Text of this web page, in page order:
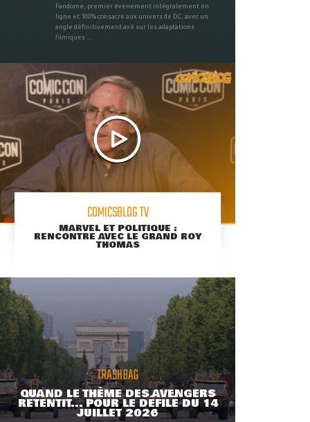
Fandome, premier évènement intégralement en
ligne et 100% consacré aux univers de DC, avec un
angle définitivement axé sur les adaptations
filmiques ...
COMICSBLOG TV
MARVEL ET POLITIQUE :
RENCONTRE AVEC LE GRAND ROY
THOMAS
TRASHBAG
QUAND LE THÈME DES AVENGERS
RETENTIT... POUR LE DÉFILÉ DU 14
JUILLET 2026